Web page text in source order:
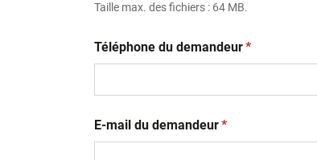
Taille max. des fichiers : 64 MB.
Téléphone du demandeur(obligatoire)
*
E-mail du demandeur(obligatoire)
*